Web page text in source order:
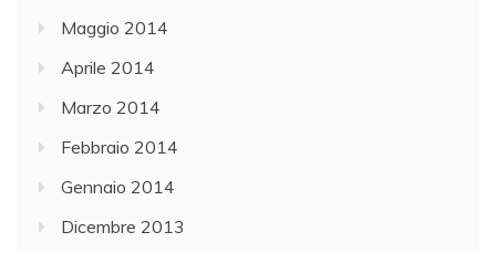
Maggio 2014
Aprile 2014
Marzo 2014
Febbraio 2014
Gennaio 2014
Dicembre 2013